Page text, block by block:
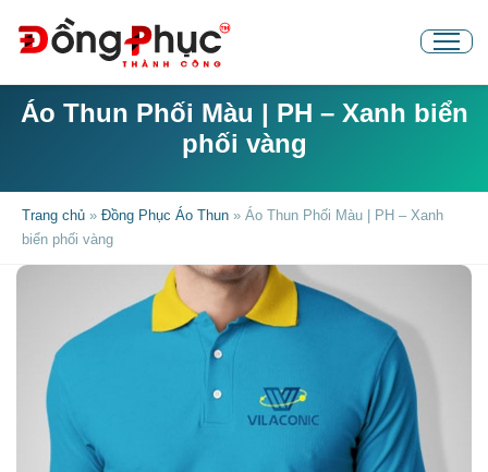
Áo Thun Phối Màu | PH – Xanh biển
phối vàng
Trang chủ » Đồng Phục Áo Thun » Áo Thun Phối Màu | PH – Xanh
biển phối vàng